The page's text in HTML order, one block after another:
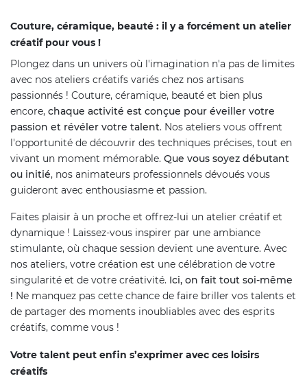
Couture, céramique, beauté : il y a forcément un atelier
créatif pour vous !
Plongez dans un univers où l'imagination n'a pas de limites
avec nos ateliers créatifs variés chez nos artisans
passionnés ! Couture, céramique, beauté et bien plus
encore, chaque activité est conçue pour éveiller votre
passion et révéler votre talent. Nos ateliers vous offrent
l'opportunité de découvrir des techniques précises, tout en
vivant un moment mémorable. Que vous soyez débutant
ou initié, nos animateurs professionnels dévoués vous
guideront avec enthousiasme et passion.
Faites plaisir à un proche et offrez-lui un atelier créatif et
dynamique ! Laissez-vous inspirer par une ambiance
stimulante, où chaque session devient une aventure. Avec
nos ateliers, votre création est une célébration de votre
singularité et de votre créativité. Ici, on fait tout soi-même
! Ne manquez pas cette chance de faire briller vos talents et
de partager des moments inoubliables avec des esprits
créatifs, comme vous !
Votre talent peut enfin s’exprimer avec ces loisirs
créatifs